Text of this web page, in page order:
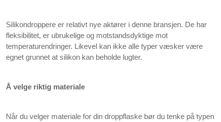
Silikondroppere er relativt nye aktører i denne bransjen. De har
fleksibilitet, er ubrukelige og motstandsdyktige mot
temperaturendringer. Likevel kan ikke alle typer væsker være
egnet grunnet at silikon kan beholde lugter.
Å velge riktig materiale
Når du velger materiale for din droppflaske bør du tenke på typen